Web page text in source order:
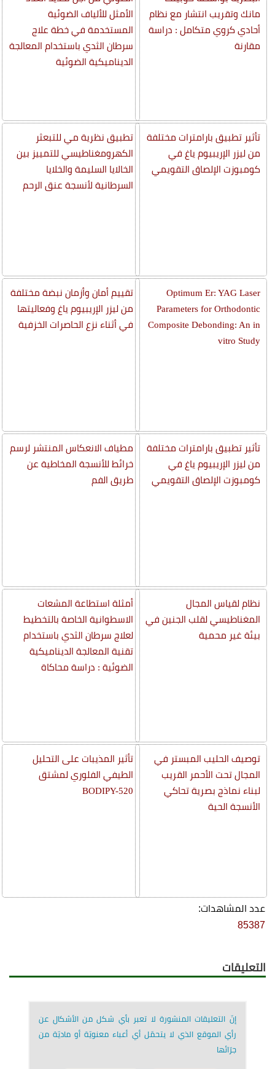
مانك وتقريب انتشار مع نظام
أحادي كروي متكامل : دراسة
مقارنة
تأثير تطبيق بارامترات مختلفة
من ليزر الإريبيوم ياغ في
كومبوزت الإلصاق التقويمي
Optimum Er: YAG Laser
Parameters for Orthodontic
Composite Debonding: An in
vitro Study
تأثير تطبيق بارامترات مختلفة
من ليزر الإريبيوم ياغ في
كومبوزت الإلصاق التقويمي
نظام لقياس المجال
المغناطيسي لقلب الجنين في
بيئة غير محمية
توصيف الحليب المبستر في
المجال تحت الأحمر القريب
لبناء نماذج بصرية تحاكي
الأنسجة الحية
الأمثل للألياف الضوئية
المستخدمة في خطة علاج
سرطان الثدي باستخدام المعالجة
الديناميكية الضوئية
تطبيق نظرية مي للتبعثر
الكهرومغناطيسي للتمييز بين
الخالايا السليمة والخلايا
السرطانية لأنسجة عنق الرحم
تقييم أمان وأزمان نبضة مختلفة
من ليزر الإريبيوم ياغ وفعاليتها
في أثناء نزع الحاصرات الخزفية
مطياف الانعكاس المنتشر لرسم
خرائط للأنسجة المخاطية عن
طريق الفم
أمثلة استطاعة المشعات
الاسطوانية الخاصة بالتخطيط
لعلاج سرطان الثدي باستخدام
تقنية المعالجة الديناميكية
الضوئية : دراسة محاكاة
تأثير المذيبات على التحليل
الطيفي الفلوري لمشتق
BODIPY-520
عدد المشاهدات:
85387
التعليقات
إنّ التعليقات المنشورة لا تعبر بأي شكل من الأشكال عن
رأي الموقع الذي لا يتحمّل أي أعباء معنويّة أو ماديّة من
جرّائها